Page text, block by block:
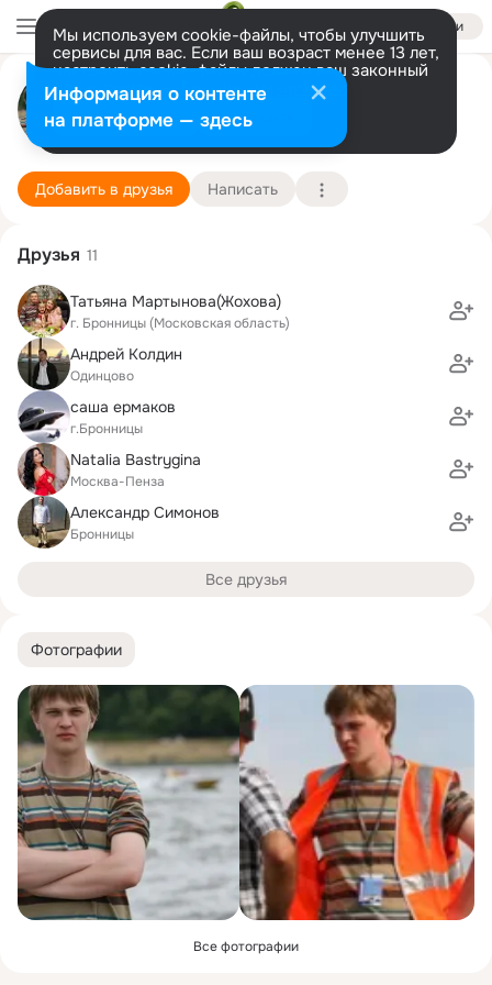
Войти
Мы используем cookie-файлы, чтобы улучшить
сервисы для вас. Если ваш возраст менее 13 лет,
настроить cookie-файлы должен ваш законный
представитель. Больше информации
Разрешить все Настроить
Антон Сальников
Бронницы 15 апреля (40 лет)
Подробнее
Добавить в друзья Написать
Фотографии
Все фотографии
Друзья 11
Татьяна Мартынова(Жохова)
г. Бронницы (Московская область)
Андрей Колдин
Одинцово
саша ермаков
г.Бронницы
Natalia Bastrygina
Москва-Пенза
Александр Симонов
Бронницы
Все друзья
Информация о контенте
на платформе — здесь